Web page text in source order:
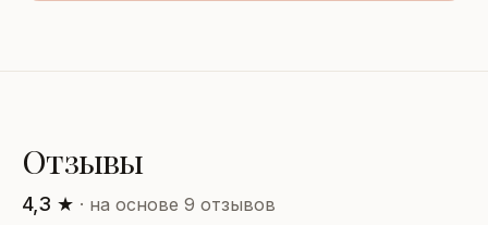
Отзывы
4,3 ★ · на основе 9 отзывов